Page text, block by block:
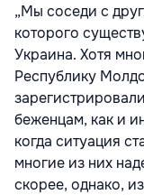
„Мы соседи с
которого
Украина. Хотя
Республику
беженцам, как и
когда ситуация
многие из них
скорее, однако,